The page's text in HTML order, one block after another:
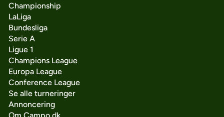
Championship
LaLiga
Bundesliga
Serie A
Ligue 1
Champions League
Europa League
Conference League
Se alle turneringer
Annoncering